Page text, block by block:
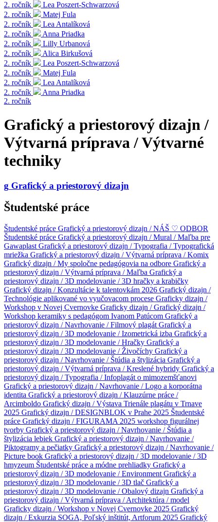
2. ročník
Lea Poszert-Schwarzová
2. ročník
Matej Fula
2. ročník
Lea Antalíková
2. ročník
Anna Priadka
2. ročník
Lilly Urbanová
2. ročník
Alica Birkušová
2. ročník
Lea Poszert-Schwarzová
2. ročník
Matej Fula
2. ročník
Lea Antalíková
2. ročník
Anna Priadka
2. ročník
Grafický a priestorový dizajn /
Výtvarná príprava / Výtvarné
techniky
g Grafický a priestorový dizajn
Študentské práce
Študentské práce Grafický a priestorový dizajn / NÁŠ ♡ ODBOR
Študentské práce Grafický a priestorový dizajn / Mural / Maľba pre
Gawaplast Grafický a priestorový dizajn / Typografia / Typografická
mriežka Grafický a priestorový dizajn / Výtvarná príprava / Komix
Grafický dizajn / My spoločne pedagógovia na odbore Grafický a
priestorový dizajn / Výtvarná príprava / Maľba Grafický a
priestorový dizajn / 3D modelovanie / 3D hračky a krabičky
Grafický dizajn / Konzultácie k talentovkám 2026 Grafický dizajn /
Technológie aplikované vo vyučovacom procese Graficky dizajn /
Workshop v Novej Cvernovke Graficky dizajn /Grafický dizajn /
Workshop keramiky s pedagógom Ivanom Patúcom Grafický a
priestorový dizajn / Navrhovanie / Filmový plagát Grafický a
priestorový dizajn / 3D modelovanie / Izometrická izba Grafický a
priestorový dizajn / 3D modelovanie / Hračky Grafický a
priestorový dizajn / 3D modelovanie / Živočíchy Grafický a
priestorový dizajn / Navrhovanie / Štúdia a štylizácia Grafický a
priestorový dizajn / Výtvarná príprava / Kreslené hybridy Grafický a
priestorový dizajn / Typografia / Infoplagát o mimozemšťanovi
Grafický a priestorový dizajn / Navrhovanie / Logo a korporátna
identita Grafický a priestorový dizajn / Klauzúrne práce /
Arcimboldo Grafický dizajn / Výstava Trienále plagátu v Trnave
2025 Grafický dizajn / DESIGNBLOK v Prahe 2025 Študentské
práce Grafický dizajn / FIGURAMA 2025 workshop figurálnej
tvorby Grafický a priestorový dizajn / Navrhovanie / Štúdia a
štylizácia lebiek Grafický a priestorový dizajn / Navrhovanie /
Piktogramy a pečiatky Grafický a priestorový dizajn / Navrhovanie /
Picture book Grafický a priestorový dizajn / 3D modelovanie / 3D
hmyzeum Študentské práce a módne prehliadky Grafický a
priestorový dizajn / 3D modelovanie / Environment Grafický a
priestorový dizajn / 3D modelovanie / 3D tlač Grafický a
priestorový dizajn / 3D modelovanie / Obalový dizajn Grafický a
priestorový dizajn / Výtvarná príprava / Architektúra / model
Graficky dizajn / Workshop v Novej Cvernovke 2025 Grafický
dizajn / Exkurzia SOGA, Poľský inštitút, Artforum 2025 Grafický